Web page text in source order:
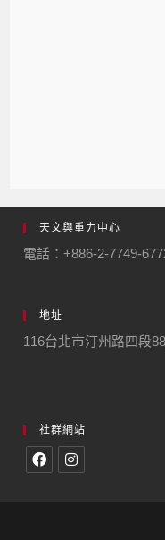
天文與重力中心
電話：+886-2-7749-
地址
116台北市汀州路四段
社群網站